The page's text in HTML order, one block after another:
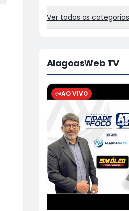
Ver todas as categorias
AlagoasWeb TV
AO VIVO